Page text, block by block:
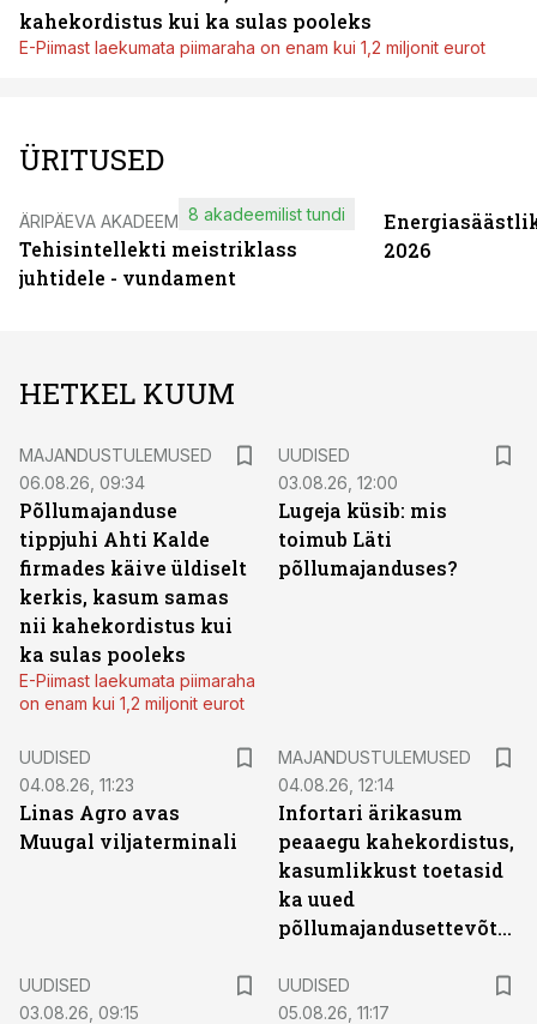
kahekordistus kui ka sulas pooleks
E-Piimast laekumata piimaraha on enam kui 1,2 miljonit eurot
ÜRITUSED
ÄRIPÄEVA AKADEEMIA
Tehisintellekti meistriklass
juhtidele - vundament
8 akadeemilist tundi
2026
HETKEL KUUM
MAJANDUSTULEMUSED
06.08.26, 09:34
Põllumajanduse
tippjuhi Ahti Kalde
firmades käive üldiselt
kerkis, kasum samas
nii kahekordistus kui
ka sulas pooleks
E-Piimast laekumata piimaraha
on enam kui 1,2 miljonit eurot
UUDISED
03.08.26, 12:00
Lugeja küsib: mis
toimub Läti
põllumajanduses?
UUDISED
04.08.26, 11:23
Linas Agro avas
Muugal viljaterminali
MAJANDUSTULEMUSED
04.08.26, 12:14
Infortari ärikasum
peaaegu kahekordistus,
kasumlikkust toetasid
ka uued
põllumajandusettevõtted
UUDISED
03.08.26, 09:15
UUDISED
05.08.26, 11:17